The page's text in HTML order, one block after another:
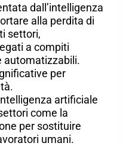
dall’intelligenza
alla perdita di
settori,
a compiti
automatizzabili.
per
artificiale
come la
per sostituire
umani.